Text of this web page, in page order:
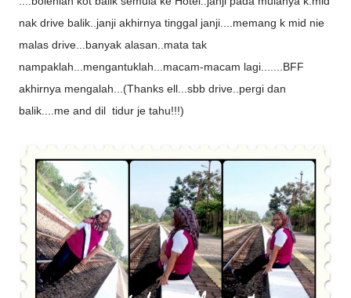
nak drive balik..janji akhirnya tinggal janji....memang k mid nie
malas drive...banyak alasan..mata tak
nampaklah...mengantuklah...macam-macam lagi.......BFF
akhirnya mengalah...(Thanks ell...sbb drive..pergi dan
balik....me and dil tidur je tahu!!!)